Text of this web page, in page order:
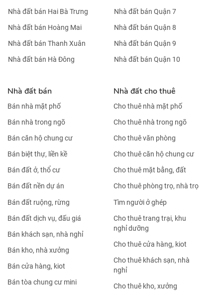
Nhà đất bán Hai Bà Trưng
Nhà đất bán Hoàng Mai
Nhà đất bán Thanh Xuân
Nhà đất bán Hà Đông
Nhà đất bán Quận 7
Nhà đất bán Quận 8
Nhà đất bán Quận 9
Nhà đất bán Quận 10
Nhà đất bán
Bán nhà mặt phố
Bán nhà trong ngõ
Bán căn hộ chung cư
Bán biệt thự, liền kề
Bán đất ở, thổ cư
Bán đất nền dự án
Bán đất ruộng, rừng
Bán đất dịch vụ, đấu giá
Bán khách sạn, nhà nghỉ
Bán kho, nhà xưởng
Bán cửa hàng, kiot
Bán tòa chung cư mini
Nhà đất cho thuê
Cho thuê nhà mặt phố
Cho thuê nhà trong ngõ
Cho thuê văn phòng
Cho thuê căn hộ chung cư
Cho thuê mặt bằng, đất
Cho thuê phòng trọ, nhà trọ
Tìm người ở ghép
Cho thuê trang trại, khu
nghỉ dưỡng
Cho thuê cửa hàng, kiot
Cho thuê khách sạn, nhà
nghỉ
Cho thuê kho, xưởng